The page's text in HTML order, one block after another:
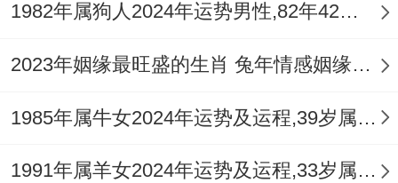
之力，提升贵人运与化解是非，令事业腾飞
之路更为平稳。
五、命局喜用神与最终决策
1982年属狗人2024年运势男性,82年42岁属狗男2024年每月运程怎么样
2023年姻缘最旺盛的生肖 兔年情感姻缘运比较旺的属相
1985年属牛女2024年运势及运程,39岁属牛人2024全年每月运势女性如何
1991年属羊女2024年运势及运程,33岁属羊人2024全年每月运势女性如何